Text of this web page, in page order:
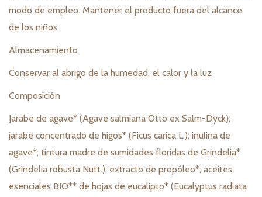
modo de empleo. Mantener el producto fuera del alcance
de los niños
Almacenamiento
Conservar al abrigo de la humedad, el calor y la luz
Composición
Jarabe de agave* (Agave salmiana Otto ex Salm-Dyck);
jarabe concentrado de higos* (Ficus carica L.); inulina de
agave*; tintura madre de sumidades floridas de Grindelia*
(Grindelia robusta Nutt.); extracto de propóleo*; aceites
esenciales BIO** de hojas de eucalipto* (Eucalyptus radiata